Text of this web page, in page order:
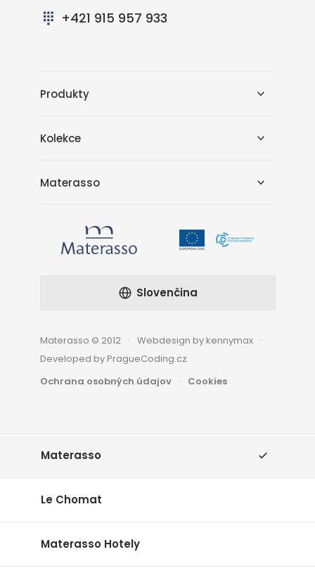
+421 915 957 933
Produkty
Kolekce
Materasso
Materasso © 2012
Webdesign by kennymax
Developed by PragueCoding.cz
Ochrana osobných údajov
Cookies
Slovenčina
Materasso
Le Chomat
Materasso Hotely